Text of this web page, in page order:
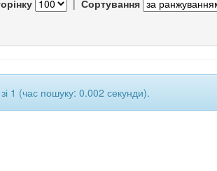
| Сортування
1 (час пошуку: 0.002 секунди).